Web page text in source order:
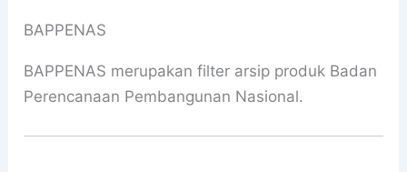
BAPPENAS
BAPPENAS merupakan filter arsip produk Badan
Perencanaan Pembangunan Nasional.